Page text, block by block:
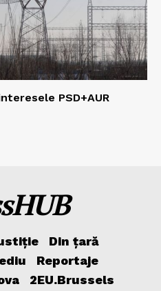
PSD+AUR
Din țară
Reportaje
2EU.Brussels